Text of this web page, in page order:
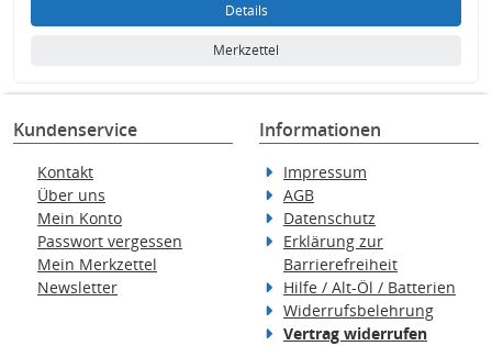
Details
Merkzettel
Kundenservice
Kontakt
Über uns
Mein Konto
Passwort vergessen
Mein Merkzettel
Newsletter
Informationen
Impressum
AGB
Datenschutz
Erklärung zur
Barrierefreiheit
Hilfe / Alt-Öl / Batterien
Widerrufsbelehrung
Vertrag widerrufen